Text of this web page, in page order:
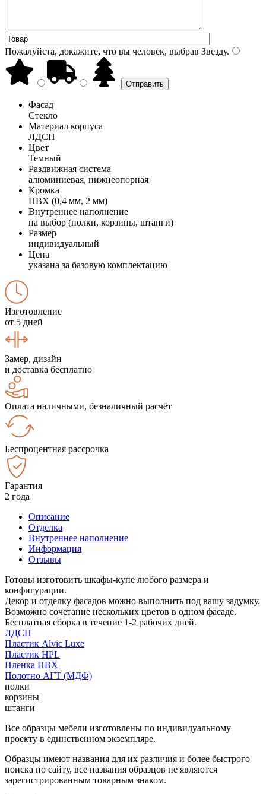
Пожалуйста, докажите, что вы человек, выбрав Звезду.
Фасад
Стекло
Материал корпуса
ЛДСП
Цвет
Темный
Раздвижная система
алюминиевая, нижнеопорная
Кромка
ПВХ (0,4 мм, 2 мм)
Внутреннее наполнение
на выбор (полки, корзины, штанги)
Размер
индивидуальный
Цена
указана за базовую комплектацию
Изготовление
от 5 дней
Замер, дизайн
и доставка бесплатно
Оплата наличными, безналичный расчёт
Беспроцентная рассрочка
Гарантия
2 года
Описание
Отделка
Внутреннее наполнение
Информация
Отзывы
Готовы изготовить шкафы-купе любого размера и
конфигурации.
Декор и отделку фасадов можно выполнить под вашу задумку.
Возможно сочетание нескольких цветов в одном фасаде.
Бесплатная сборка в течение 1-2 рабочих дней.
ЛДСП
Пластик Alvic Luxe
Пластик HPL
Пленка ПВХ
Полотно АГТ (МДФ)
полки
корзины
штанги
Все образцы мебели изготовлены по индивидуальному
проекту в единственном экземпляре.
Образцы имеют названия для их различия и более быстрого
поиска по сайту, все названия образцов не являются
зарегистрированным товарным знаком.